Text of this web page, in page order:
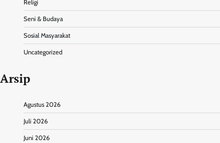
Religi
Seni & Budaya
Sosial Masyarakat
Uncategorized
Arsip
Agustus 2026
Juli 2026
Juni 2026